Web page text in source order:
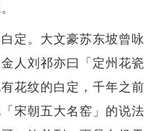
定。大文豪苏东坡曾咏
人刘祁亦曰「定州花瓷
花纹的白定，千年之前
宋朝五大名窑」的说法